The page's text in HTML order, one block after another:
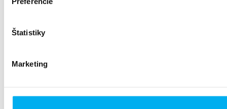
Štatistiky
Marketing